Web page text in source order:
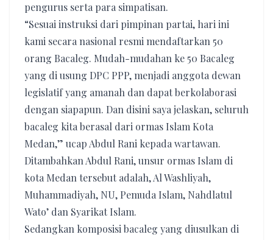
pengurus serta para simpatisan.
“Sesuai instruksi dari pimpinan partai, hari ini
kami secara nasional resmi mendaftarkan 50
orang Bacaleg. Mudah-mudahan ke 50 Bacaleg
yang di usung DPC PPP, menjadi anggota dewan
legislatif yang amanah dan dapat berkolaborasi
dengan siapapun. Dan disini saya jelaskan, seluruh
bacaleg kita berasal dari ormas Islam Kota
Medan,” ucap Abdul Rani kepada wartawan.
Ditambahkan Abdul Rani, unsur ormas Islam di
kota Medan tersebut adalah, Al Washliyah,
Muhammadiyah, NU, Pemuda Islam, Nahdlatul
Wato’ dan Syarikat Islam.
Sedangkan komposisi bacaleg yang diusulkan di